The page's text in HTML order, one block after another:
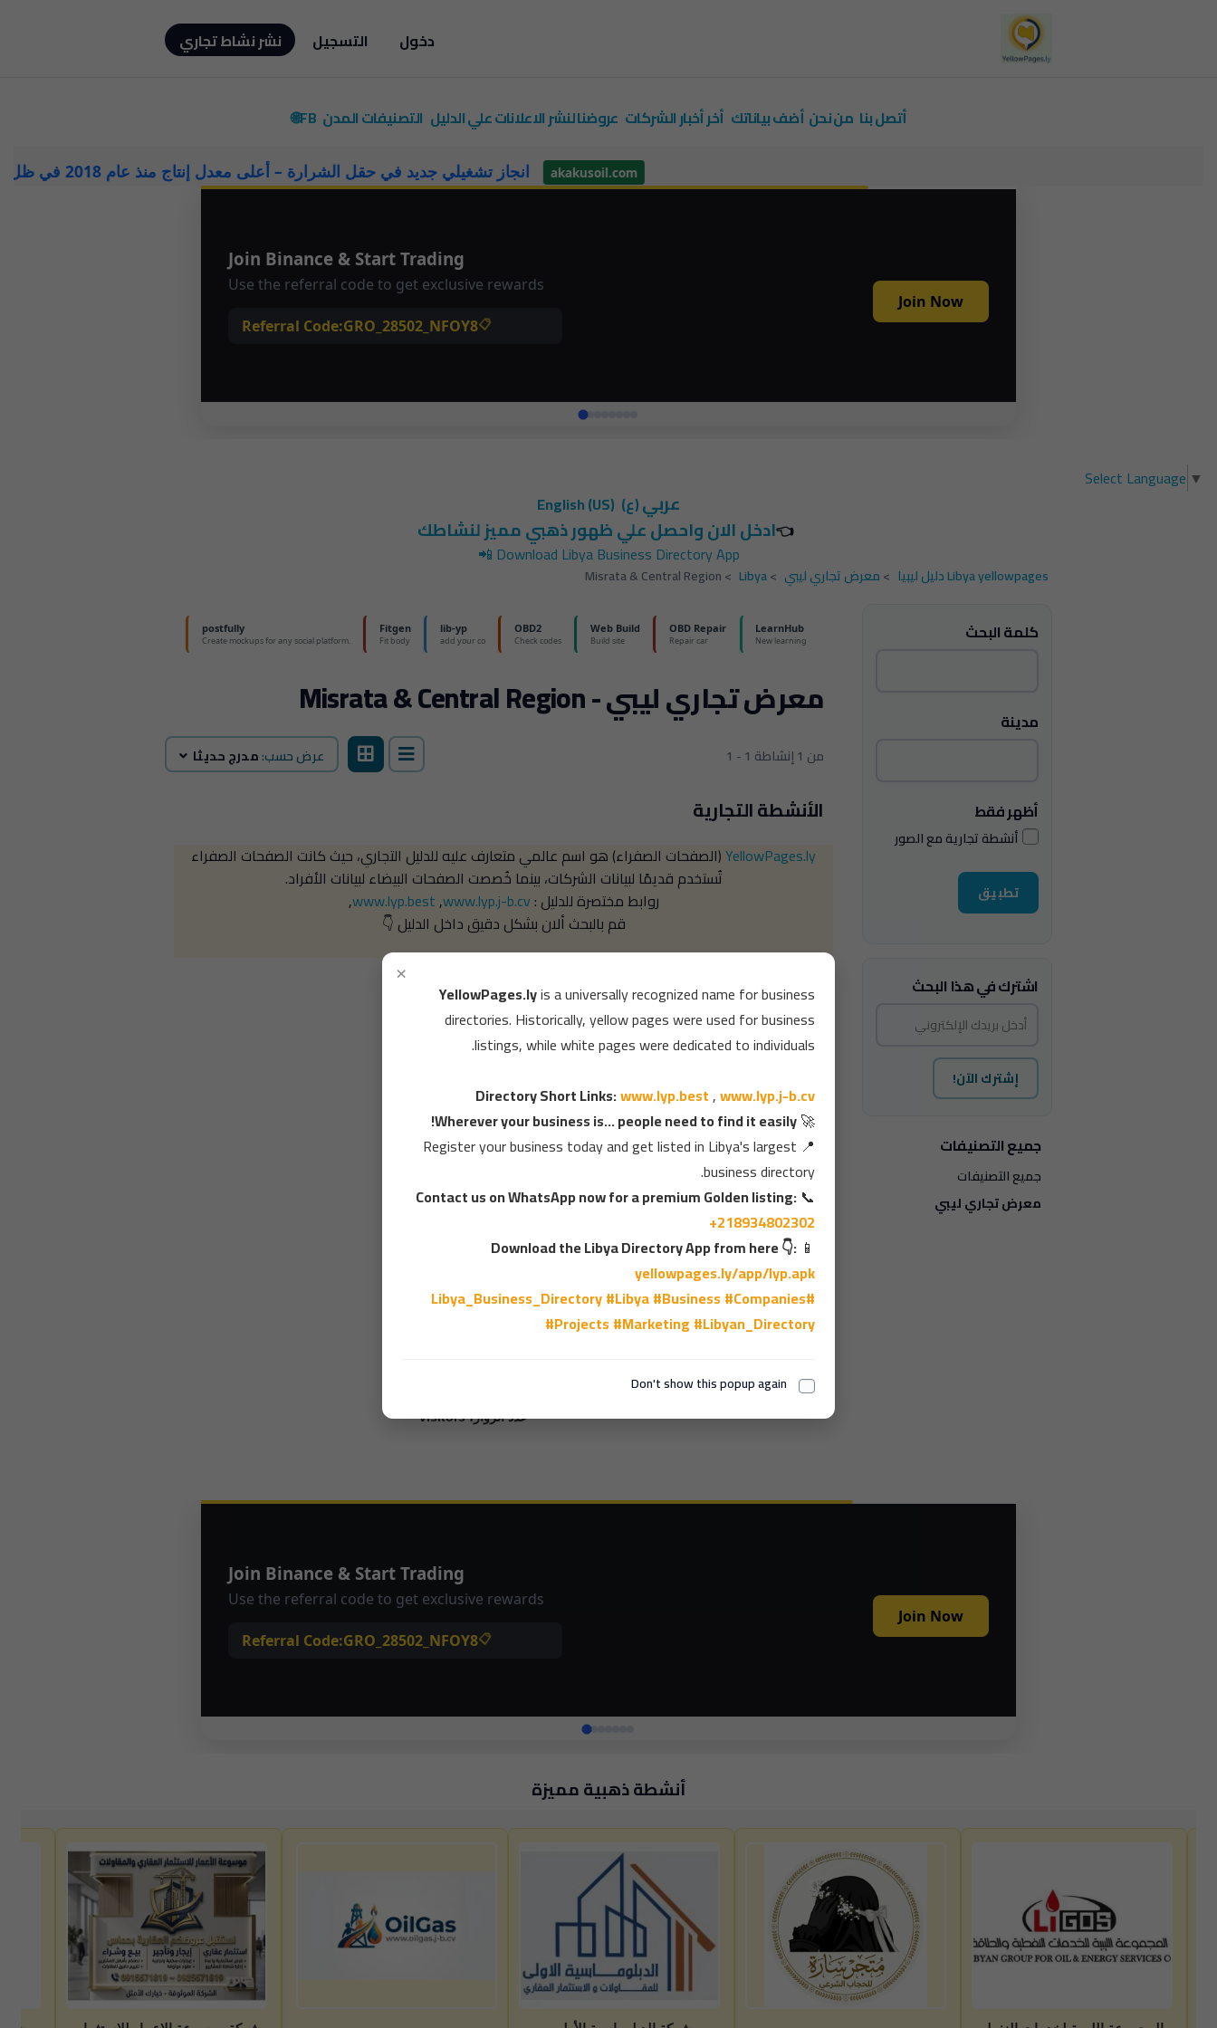
دخول التسجيل نشر نشاط تجاري
أتصل بنا من نحن أضف بياناتك أخر أخبار الشركات عروضنا لنشر الاعلانات علي الدليل التصنيفاتالمدن FB🌐
Select Language ▼
عربي(ع) English (US)
👈ادخل الان واحصل علي ظهور ذهبي مميز لنشاطك
×
YellowPages.lyis a universally recognized name for business
directories. Historically, yellow pages were used for business
listings, while white pages were dedicated to individuals.
Directory Short Links:www.lyp.best,www.lyp.j-b.cv
🚀
Wherever your business is... people need to find it easily!
📍
Register your business today and get listed in Libya's largest
business directory.
📞
Contact us on WhatsApp now for a premium Golden listing:
+218934802302
📱
Download the Libya Directory App from here 👇:
yellowpages.ly/app/lyp.apk
#Libya_Business_Directory
#Libya#Business #Companies
#Projects #Marketing #Libyan_Directory
Don't show this popup again
📲 Download Libya Business Directory App
Libya yellowpages دليل ليبيا >معرض تجاري ليبي >
Libya
>
Misrata & Central Region
كلمة البحث
مدينة
أظهر فقط
أنشطة تجارية مع الصور
تطبيق
اشترك في هذا البحث
إشترك الآن!
جميع التصنيفات
جميع التصنيفات
معرض تجاري ليبي
معرض تجاري ليبي - Misrata & Central Region
1 - 1 من 1 إنشاطة عرض حسب:مدرج حديثا
الأنشطة التجارية
YellowPages.ly(الصفحات الصفراء) هو اسم عالمي متعارف عليه للدليل التجاري، حيث كانت الصفحات الصفراء
تُستخدم قديمًا لبيانات الشركات، بينما خُصصت الصفحات البيضاء لبيانات الأفراد.
روابط مختصرة للدليل :
www.lyp.best,www.lyp.j-b.cv
,
قم بالبحث ألان بشكل دقيق داخل الدليل 👇
💎 الماسة للتقنية - وجهتكم الأولى لخدمات الدفع المسبق بالجملة 💎
1
عدد الزوار، visitors
أنشطة ذهبية مميزة